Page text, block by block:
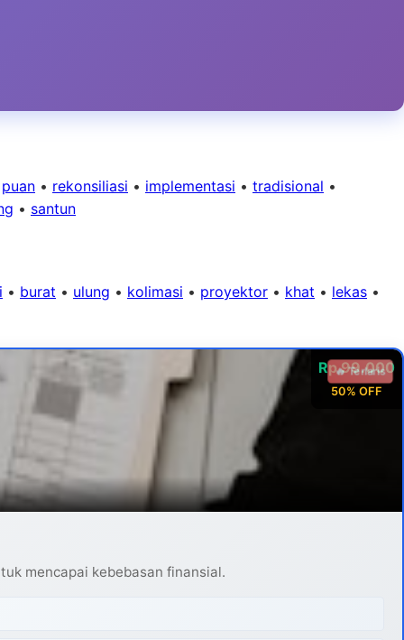
puan • rekonsiliasi • implementasi • tradisional •
• santun
• burat • ulung • kolimasi • proyektor • khat • lekas •
Rp 99.000
50% OFF
🔥 Terlaris
mencapai kebebasan finansial.